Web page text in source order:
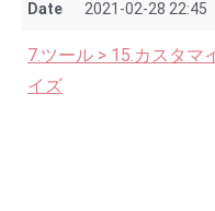
Date 2021-02-28 22:45
7.ツール > 15.カスタマ
イズ